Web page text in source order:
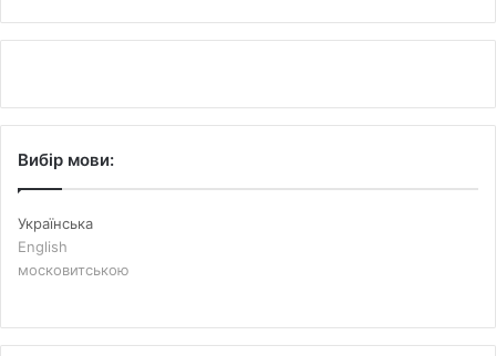
Вибір мови:
Українська
English
московитською